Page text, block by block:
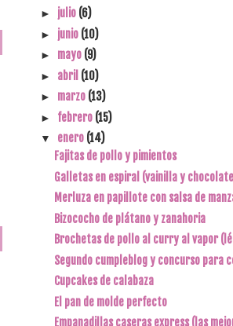
► julio (6)
► junio (10)
► mayo (9)
► abril (10)
► marzo (13)
► febrero (15)
▼ enero (14)
Fajitas de pollo y pimientos
Galletas en espiral (vainilla y
Merluza en papillote con salsa de
Bizococho de plátano y zanahoria
Brochetas de pollo al curry al vapor
Segundo cumpleblog y concurso para
Cupcakes de calabaza
El pan de molde perfecto
Empanadillas caseras express (las